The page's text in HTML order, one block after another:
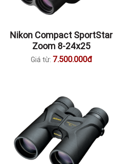
Nikon Compact SportStar
Zoom 8-24x25
Giá từ: 7.500.000đ